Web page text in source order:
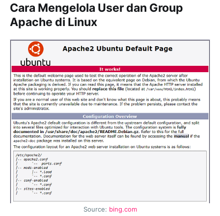
Cara Mengelola User dan Group
Apache di Linux
Source: bing.com